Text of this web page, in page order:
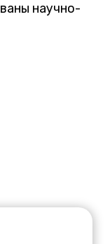
научно-